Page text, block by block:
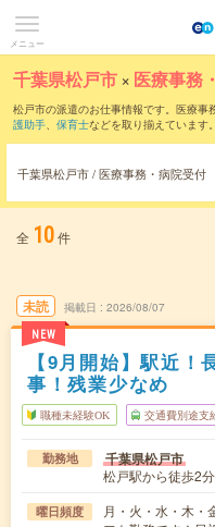
メニュー
千葉県松戸市 × 医療事務
松戸市の派遣のお仕事情報です。医療事
護助手、 保育士などを取り揃えています
千葉県松戸市 / 医療事務・病院受付
全 10件
未読
NEW
掲載日 2026/08/07
【9月開始】駅近
事！残業少なめ
職種未経験OK 交通費別途支
勤務地 千葉県松戸市
松戸駅から徒歩2分
曜日頻度
月・火・水・木